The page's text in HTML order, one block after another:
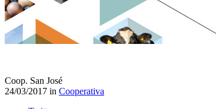
Coop. San José
24/03/2017 in Cooperativa